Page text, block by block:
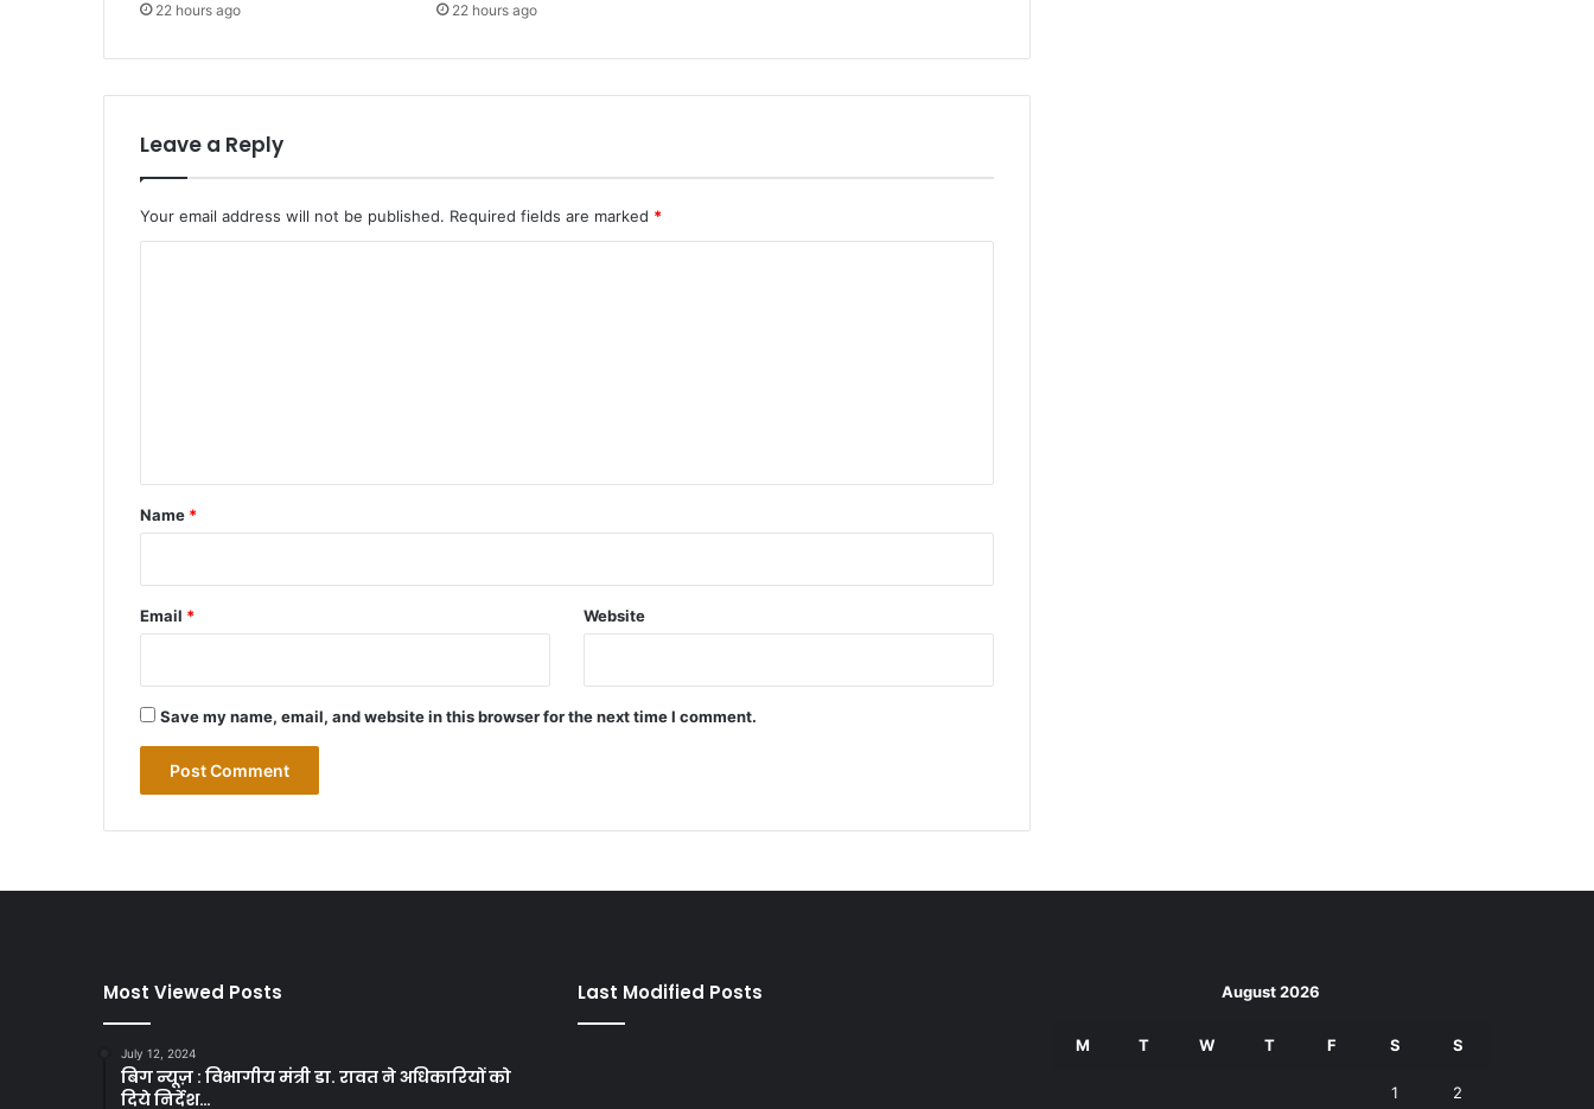
22 hours ago 22 hours ago
Leave a Reply
Your email address will not be published. Required fields are marked *
*
Name *
Email * Website
Save my name, email, and website in this browser for the next time I comment.
Most Viewed Posts
July 12, 2024
बिग न्यूज़ : विभागीय मंत्री डा. रावत ने अधिकारियों को
दिये निर्देश…
Last Modified Posts August 2026
M T W T F S S
1 2